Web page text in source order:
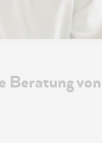
Beratung